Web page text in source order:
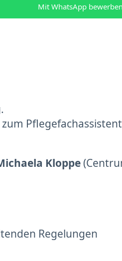
Mit WhatsApp bewerben
Kloppe
Regelungen